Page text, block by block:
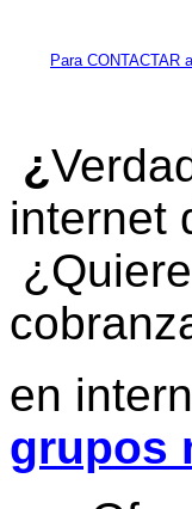
Para CONTACTAR
¿
internet
en
grupos